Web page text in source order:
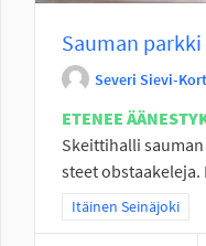
Sauman
Severi Sievi-
ETENEE
Skeittihalli
steet obstaakeleja.
Rajaa tulokset
Itäinen Seinäjoki